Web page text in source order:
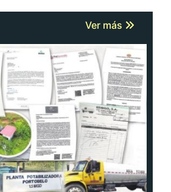
Ver más